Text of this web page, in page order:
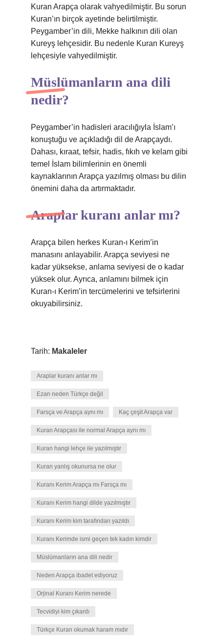
Kuran Arapça olarak vahyedilmiştir. Bu sorun
Kuran’ın birçok ayetinde belirtilmiştir.
Peygamber’in dili, Mekke halkının dili olan
Kureyş lehçesidir. Bu nedenle Kuran Kureyş
lehçesiyle vahyedilmiştir.
Müslümanların ana dili
nedir?
Peygamber’in hadisleri aracılığıyla İslam’ı
konuştuğu ve açıkladığı dil de Arapçaydı.
Dahası, kıraat, tefsir, hadis, fıkıh ve kelam gibi
temel İslam bilimlerinin en önemli
kaynaklarının Arapça yazılmış olması bu dilin
önemini daha da artırmaktadır.
Araplar kuranı anlar mı?
Arapça bilen herkes Kuran-ı Kerim’in
manasını anlayabilir. Arapça seviyesi ne
kadar yüksekse, anlama seviyesi de o kadar
yüksek olur. Ayrıca, anlamını bilmek için
Kuran-ı Kerim’in tercümelerini ve tefsirlerini
okuyabilirsiniz.
Tarih: Makaleler
Araplar kuranı anlar mı
Ezan neden Türkçe değil
Farsça ve Arapça aynı mı Kaç çeşit Arapça var
Kuran Arapçası ile normal Arapça aynı mı
Kuran hangi lehçe ile yazılmıştır
Kuran yanlış okunursa ne olur
Kuranı Kerim Arapça mı Farsça mı
Kuranı Kerim hangi dilde yazılmıştır
Kuranı Kerim kim tarafından yazıldı
Kuranı Kerimde ismi geçen tek kadın kimdir
Müslümanların ana dili nedir
Neden Arapça ibadet ediyoruz
Orjinal Kuranı Kerim nerede
Tecvidiyi kim çıkardı
Türkçe Kuran okumak haram mıdır